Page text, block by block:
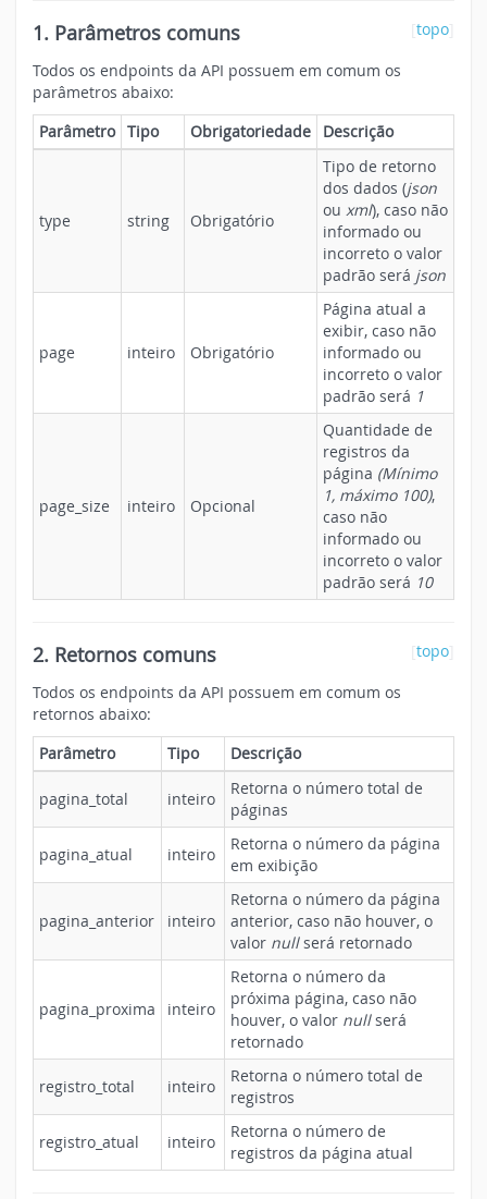
1. Parâmetros comuns [topo]
Todos os endpoints da API possuem em comum os
parâmetros abaixo:
Parâmetro Tipo Obrigatoriedade Descrição
type string Obrigatório
Tipo de retorno
dos dados (json
ou xml), caso não
informado ou
incorreto o valor
padrão será json
page inteiro Obrigatório
Página atual a
exibir, caso não
informado ou
incorreto o valor
padrão será 1
page_size inteiro Opcional
Quantidade de
registros da
página (Mínimo
1, máximo 100),
caso não
informado ou
incorreto o valor
padrão será 10
2. Retornos comuns [topo]
Todos os endpoints da API possuem em comum os
retornos abaixo:
Parâmetro
Tipo Descrição
pagina_total inteiro
Retorna o número total de
páginas
pagina_atual inteiro
Retorna o número da página
em exibição
pagina_anterior inteiro
Retorna o número da página
anterior, caso não houver, o
valor nullserá retornado
pagina_proxima inteiro
Retorna o número da
próxima página, caso não
houver, o valor nullserá
retornado
registro_total inteiro
Retorna o número total de
registros
registro_atual inteiro
Retorna o número de
registros da página atual